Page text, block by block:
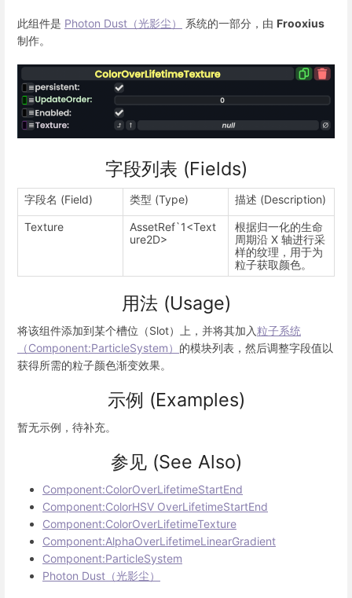
此组件是 Photon Dust（光影尘） 系统的一部分，由 Frooxius
制作。
字段列表 (Fields)
字段名 (Field) 类型 (Type) 描述 (Description)
Texture
AssetRef`1<Text
ure2D>
根据归一化的生命
周期沿 X 轴进行采
样的纹理，用于为
粒子获取颜色。
用法 (Usage)
将该组件添加到某个槽位（Slot）上，并将其加入粒子系统
（Component:ParticleSystem） 的模块列表，然后调整字段值以
获得所需的粒子颜色渐变效果。
示例 (Examples)
暂无示例，待补充。
参见 (See Also)
Component:ColorOverLifetimeStartEnd
Component:ColorHSV OverLifetimeStartEnd
Component:ColorOverLifetimeTexture
Component:AlphaOverLifetimeLinearGradient
Component:ParticleSystem
Photon Dust（光影尘）